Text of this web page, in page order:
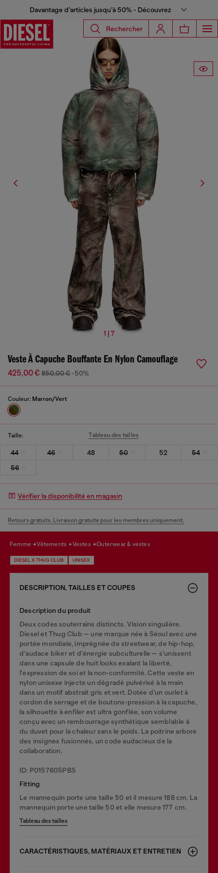
Davantage d’articles jusqu’à 50% - Découvrez
Rechercher
1 | 7
Veste À Capuche Bouffante En Nylon Camouflage
425,00 € 850,00 € -50%
Couleur: Marron/Vert
Taille: Tableau des tailles
44 46 48 50 52
54
56
Vérifier la disponibilité en magasin
Retours gratuits. Livraison gratuite pour les membres uniquement.
femme vêtements vestes outerwear & vestes
DIESEL X THUG CLUB UNISEX
DESCRIPTION, TAILLES ET COUPES
Description du produit
Deux codes souterrains distincts. Vision singulière.
Diesel et Thug Club — une marque née à Séoul avec une
portée mondiale, imprégnée de streetwear, de hip-hop,
d'audace biker et d'énergie subculturelle — s'unissent
dans une capsule de huit looks exalant la liberté,
l'expression de soi et la non-conformité. Cette veste en
nylon unisexe injecte un dégradé pulvérisé à la main
dans un motif abstrait gris et vert. Dotée d’un ourlet à
cordon de serrage et de boutons-pression à la capuche,
la silhouette à enfiler est ultra gonflée, son volume
conçu avec un rembourrage synthétique semblable à
du duvet pour la chaleur sans le poids. La poitrine arbore
des insignes fusionnés, un code audacieux de la
collaboration.
ID: P015760SPBS
Fitting
Le mannequin porte une taille 50 et il mesure 188 cm. La
mannequin porte une taille 50 et elle mesure 177 cm.
Tableau des tailles
CARACTÉRISTIQUES, MATÉRIAUX ET ENTRETIEN